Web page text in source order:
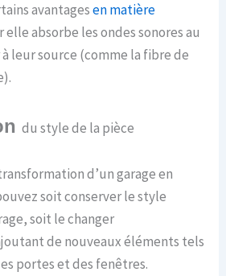
avantagesen matière
elle absorbe les ondes sonores au
leur source (comme la fibre de
du style de la pièce
d’un garage en
soit conserver le style
soit le changer
de nouveaux éléments tels
portes et des fenêtres.